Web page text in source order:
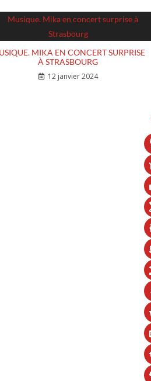
MIKA EN CONCERT SURPRISE
À STRASBOURG
12 janvier 2024